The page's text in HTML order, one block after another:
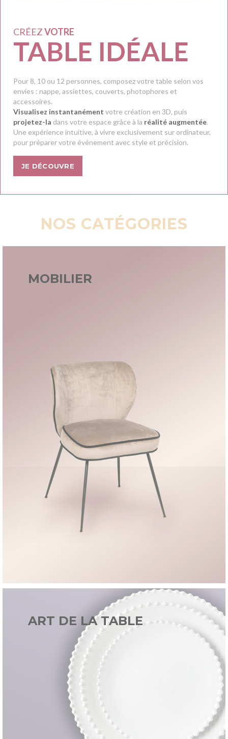
CRÉEZVOTRE
TABLE IDÉALE
Pour 8, 10 ou 12 personnes, composez votre table selon vos
envies : nappe, assiettes, couverts, photophores et
accessoires.
Visualisez instantanément votre création en 3D, puis
projetez-la dans votre espace grâce à la réalité augmentée.
Une expérience intuitive, à vivre exclusivement sur ordinateur,
pour préparer votre événement avec style et précision.
JE DÉCOUVRE
NOS CATÉGORIES
MOBILIER
ART DE LA TABLE